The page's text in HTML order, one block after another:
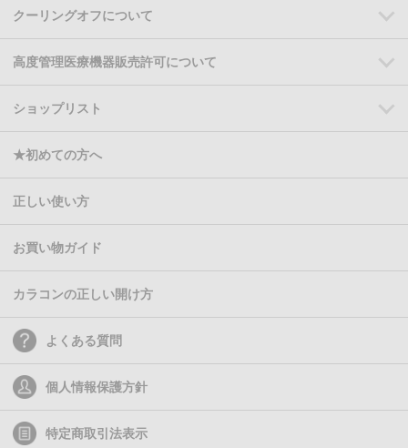
クーリングオフについて
高度管理医療機器販売許可について
ショップリスト
★初めての方へ
正しい使い方
お買い物ガイド
カラコンの正しい開け方
よくある質問
個人情報保護方針
特定商取引法表示